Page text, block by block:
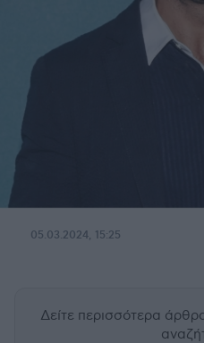
05.03.2024, 15:25
Δείτε περισσότερα